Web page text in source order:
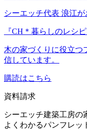
シーエッチ代表 浪江が
『CH＊暮らしのレシピ
木の家づくりに役立つ
信しています。
購読はこちら
資料請求
シーエッチ建築工房の
よくわかるパンフレッ